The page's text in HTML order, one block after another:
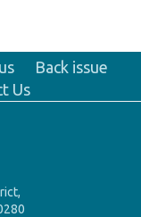
Back issue
Us